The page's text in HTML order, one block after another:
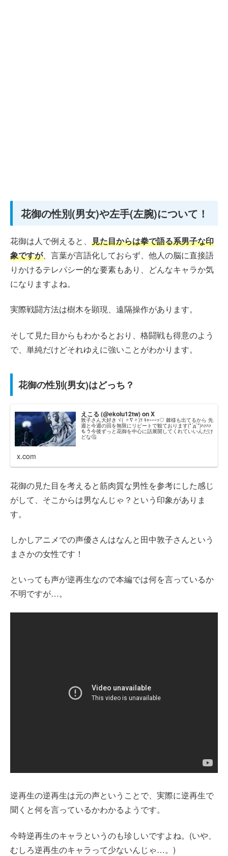
花御の性別(男女)や左手(左腕)について！
花御は人で例えると、 見た目からは拳で語る系男子な印
象ですが、言葉が言語化しておらず、他人の脳に直接語
りかけるテレパシー的な要素もあり、どんなキャラか気
になりますよね。
実際戦闘方法は樹木を顕現、遠隔操作があります。
そして見た目からもわかるとおり、格闘戦も得意のよう
で、単純だけどそれゆえに強いことがわかります。
花御の性別(男女)はどっち？
えこる (@ekolu12tw) on X
敦子さん大好きヾ( 〃∇〃)ﾂ ｷｬｰｰｰｯ♡ 棘様も出てるから 先
週と今週の回を無限にリピートで観ております(*´д`*)ﾊｧﾊｧ
もう今後ずっと花御を中心に話展開してくれていいんだけ
どな🤔
x.com
花御の見た目を考えると筋肉質な男性を参考にした感じ
がして、そこからは男なんじゃ？という印象がありま
す。
しかしアニメでの声優さんはなんと田中敦子さんという
まさかの女性です！
といっても声が逆再生なので本編では何を言っているか
不明ですが…。
逆再生の逆再生は元の声ということで、実際に逆再生で
聞くと何を言っているかわかるようです。
今時逆再生のキャラというのも珍しいですよね。(いや、
むしろ逆再生のキャラって少ないんじゃ…。)